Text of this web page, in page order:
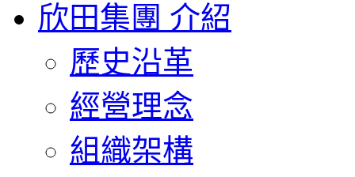
欣田集團 介紹
歷史沿革
經營理念
組織架構